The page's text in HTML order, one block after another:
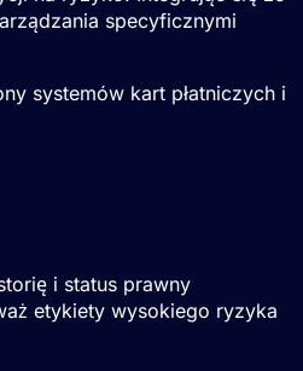
specyficznymi
systemów kart płatniczych i
i status prawny
etykiety wysokiego ryzyka